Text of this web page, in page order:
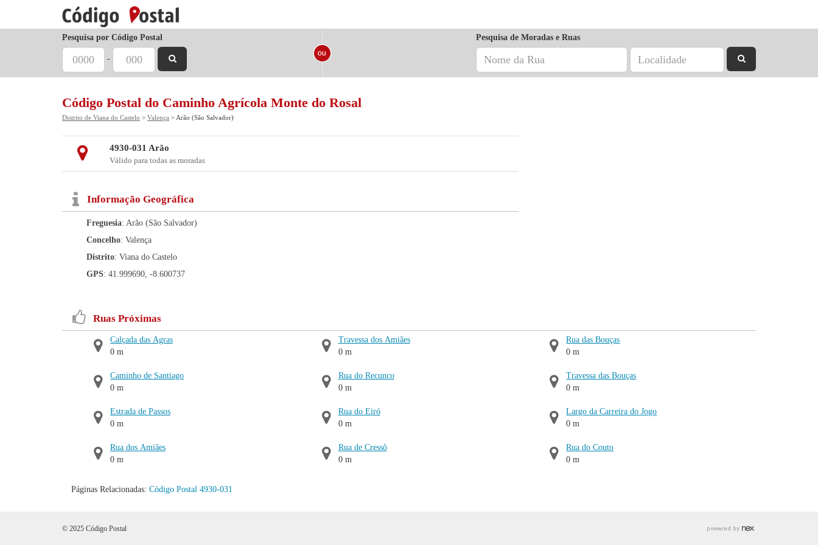
Pesquisa por Código Postal
-
Pesquisa de Moradas e Ruas
Código Postal do Caminho Agrícola Monte do Rosal
Distrito de Viana do Castelo > Valença > Arão (São Salvador)
4930-031 Arão
Válido para todas as moradas
Informação Geográfica
Freguesia: Arão (São Salvador)
Concelho: Valença
Distrito: Viana do Castelo
GPS: 41.999690, -8.600737
Ruas Próximas
Calçada das Agras
0 m
Caminho de Santiago
0 m
Estrada de Passos
0 m
Rua dos Amiães
0 m
Travessa dos Amiães
0 m
Rua do Recunco
0 m
Rua do Eiró
0 m
Rua de Cressô
0 m
Rua das Bouças
0 m
Travessa das Bouças
0 m
Largo da Carreira do Jogo
0 m
Rua do Couto
0 m
Páginas Relacionadas: Código Postal 4930-031
© 2025 Código Postal